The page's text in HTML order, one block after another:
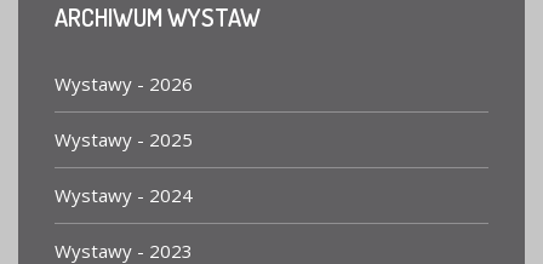
ARCHIWUMWYSTAW
Wystawy - 2026
Wystawy - 2025
Wystawy - 2024
Wystawy - 2023